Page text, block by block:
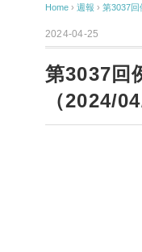
Home › 週報 › 第3037回
2024-04-25
第3037回
（2024/